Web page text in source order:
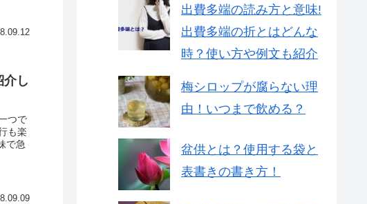
介し
つで
も楽
で急
出費多端の読み方と意味!
出費多端の折とはどんな
時？使い方や例文も紹介
梅シロップが腐らない理
由！いつまで飲める？
盆供とは？使用する袋と
表書きの書き方！